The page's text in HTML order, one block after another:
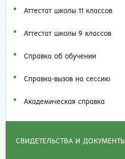
Аттестат школы 11 классов
Аттестат школы 9 классов
Справка об обучении
Справка-вызов на сессию
Академическая справка
СВИДЕТЕЛЬСТВА И ДОКУМЕНТЫ